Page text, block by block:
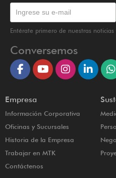
Entérate primero de nuestras
Conversemos
Empresa
Información Corporativa
Oficinas y Sucursales
Historia de la Empresa
Trabajar en MTK
Contáctenos